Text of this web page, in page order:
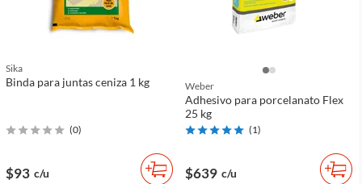
Sika
Binda para juntas ceniza 1 kg
(0)
$93 c/u
Weber
Adhesivo para porcelanato Flex
25 kg
(1)
$639 c/u